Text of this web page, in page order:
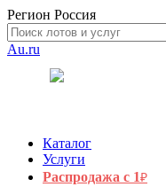
Регион Россия
Au.ru
Каталог
Услуги
Распродажа с 1₽